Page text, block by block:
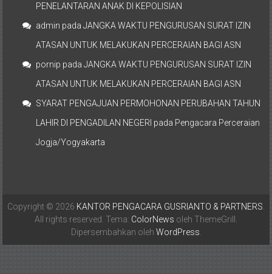
PENELANTARAN ANAK DI KEPOLISIAN
admin padaJANGKA WAKTU PENGURUSAN SURAT IZIN
ATASAN UNTUK MELAKUKAN PERCERAIAN BAGI ASN
pornip padaJANGKA WAKTU PENGURUSAN SURAT IZIN
ATASAN UNTUK MELAKUKAN PERCERAIAN BAGI ASN
SYARAT PENGAJUAN PERMOHONAN PERUBAHAN TAHUN
LAHIR DI PENGADILAN NEGERI pada Pengacara Perceraian
Jogja/Yogyakarta
Copyright © 2026 KANTOR PENGACARA GUSRIANTO & PARTNERS
All rights reserved. Tema: ColorNews oleh ThemeGrill.
Dipersembahkan oleh WordPress